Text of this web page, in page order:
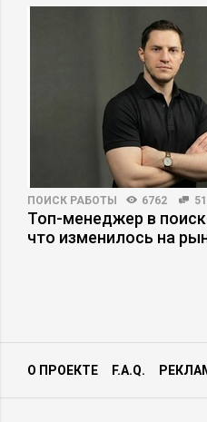
ПОИСК РАБОТЫ 6762 51
Топ-менеджер в
что изменилось на
О ПРОЕКТЕ F.A.Q.